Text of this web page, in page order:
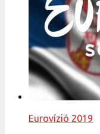
Eurovízió 2019